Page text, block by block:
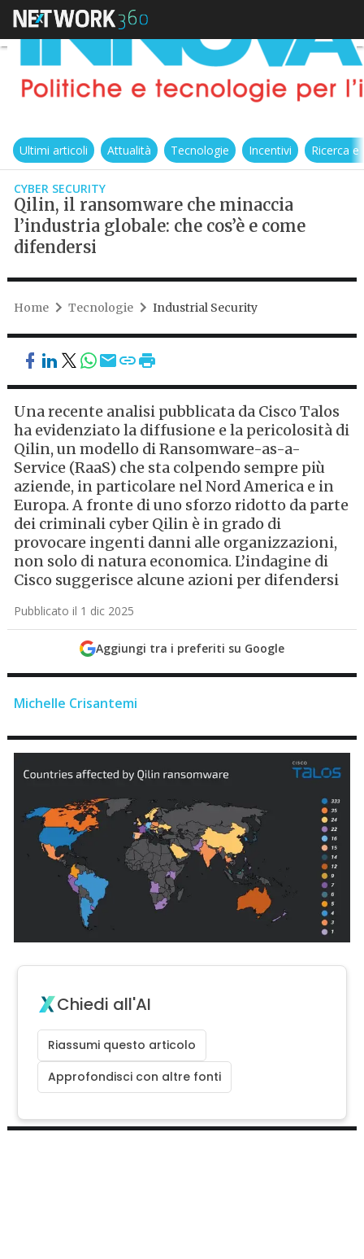
Ultimi articoli Attualità Tecnologie Incentivi Ricerca
CYBER SECURITY
Qilin, il ransomware che minaccia
l’industria globale: che cos’è e come
difendersi
Home Tecnologie Industrial Security
Una recente analisi pubblicata da Cisco Talos
ha evidenziato la diffusione e la pericolosità di
Qilin, un modello di Ransomware-as-a-
Service (RaaS) che sta colpendo sempre più
aziende, in particolare nel Nord America e in
Europa. A fronte di uno sforzo ridotto da parte
dei criminali cyber Qilin è in grado di
provocare ingenti danni alle organizzazioni,
non solo di natura economica. L’indagine di
Cisco suggerisce alcune azioni per difendersi
Pubblicato il 1 dic 2025
Aggiungi tra i preferiti su Google
Michelle Crisantemi
Chiedi all'AI
Riassumi questo articolo
Approfondisci con altre fonti